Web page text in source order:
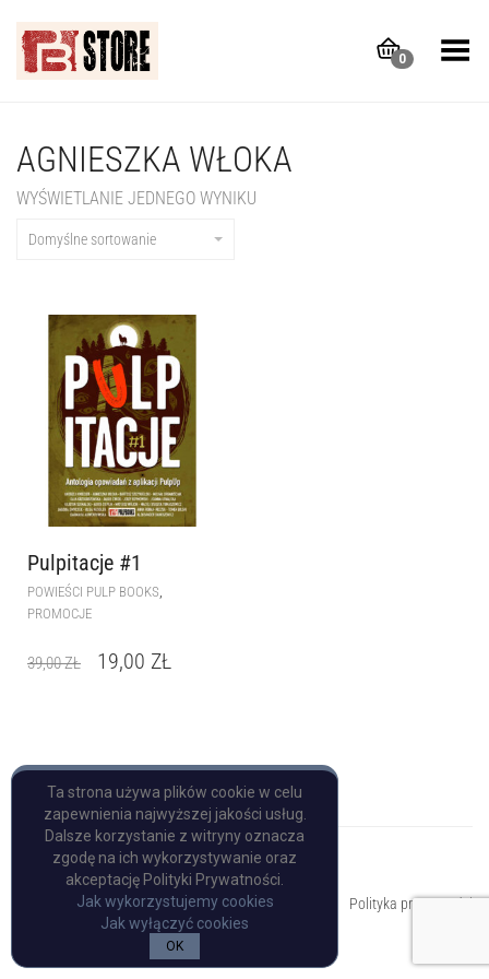
0
Toggle Menu
AGNIESZKA WŁOKA
WYŚWIETLANIE JEDNEGO WYNIKU
Domyślne sortowanie
Pulpitacje #1
POWIEŚCI PULP BOOKS
PROMOCJE
39,00ZŁ 19,00 ZŁ
Copyright © Pulp Books
Polityka prywatności
Ta strona używa plików cookie w celu
zapewnienia najwyższej jakości usług.
Dalsze korzystanie z witryny oznacza
zgodę na ich wykorzystywanie oraz
akceptację Polityki Prywatności.
Jak wykorzystujemy cookies
Jak wyłączyć cookies
OK